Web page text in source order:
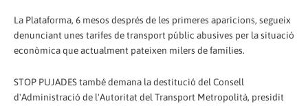
La Plataforma, 6 mesos després de les primeres aparicions, segueix
denunciant unes tarifes de transport públic abusives per la situació
econòmica que actualment pateixen milers de famílies.
STOP PUJADES també demana la destitució del Consell
d'Administració de l'Autoritat del Transport Metropolità, presidit